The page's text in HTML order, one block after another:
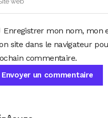
Enregistrer mon nom, mon
site dans le navigateur
commentaire.